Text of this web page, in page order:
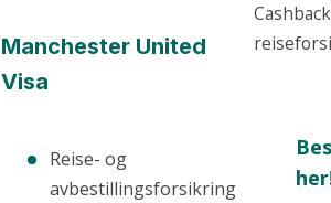
Manchester United
Visa
Reise- og
avbestillingsforsikring